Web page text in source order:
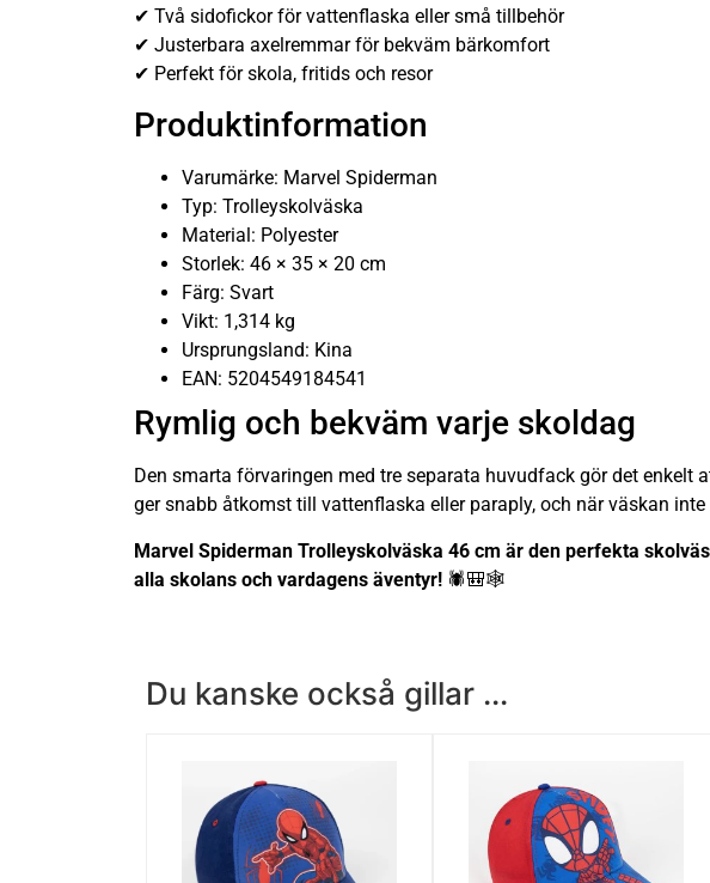
✔ Två sidofickor för vattenflaska eller små tillbehör
✔ Justerbara axelremmar för bekväm bärkomfort
✔ Perfekt för skola, fritids och resor
Produktinformation
Varumärke: Marvel Spiderman
Typ: Trolleyskolväska
Material: Polyester
Storlek: 46 × 35 × 20 cm
Färg: Svart
Vikt: 1,314 kg
Ursprungsland: Kina
EAN: 5204549184541
Rymlig och bekväm varje skoldag
Den smarta förvaringen med tre separata huvudfack gör det
ger snabb åtkomst till vattenflaska eller paraply, och när väskan
Marvel Spiderman Trolleyskolväska 46 cm är den perfekta
alla skolans och vardagens äventyr! 🕷️🎒🕸️
Du kanske också gillar ...